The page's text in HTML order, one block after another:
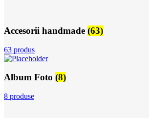
Accesorii handmade (63)
63 produs
Album Foto (8)
8 produse